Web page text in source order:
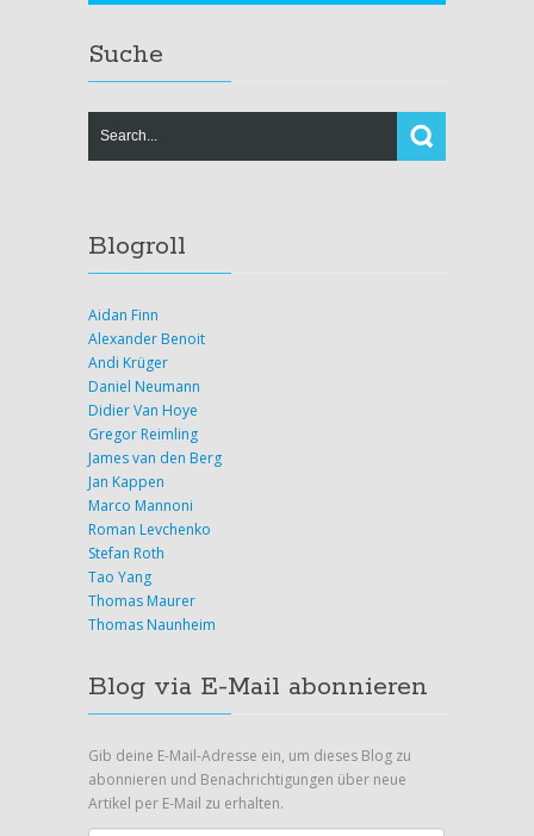
Suche
Blogroll
Aidan Finn
Alexander Benoit
Andi Krüger
Daniel Neumann
Didier Van Hoye
Gregor Reimling
James van den Berg
Jan Kappen
Marco Mannoni
Roman Levchenko
Stefan Roth
Tao Yang
Thomas Maurer
Thomas Naunheim
Blog via E-Mail abonnieren
Gib deine E-Mail-Adresse ein, um dieses Blog zu
abonnieren und Benachrichtigungen über neue
Artikel per E-Mail zu erhalten.